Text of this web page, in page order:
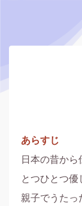
あらすじ
日本の昔か
とつひとつ優
親子でうたっ